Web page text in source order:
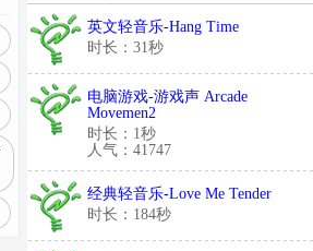
英文轻音乐-Hang Time
时长：31秒
电脑游戏-游戏声 Arcade
Movemen2
时长：1秒
人气：41747
经典轻音乐-Love Me Tender
时长：184秒